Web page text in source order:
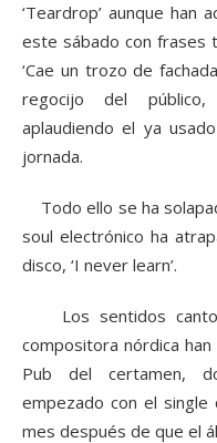
‘Teardrop’ aunque han
este sábado con frases
‘Cae un trozo de
regocijo del
aplaudiendo el ya
jornada.
Todo ello se ha
soul electrónico ha
disco, ‘I never learn’.
Los sentidos
compositora nórdica
Pub del certamen,
empezado con el
mes después de que el